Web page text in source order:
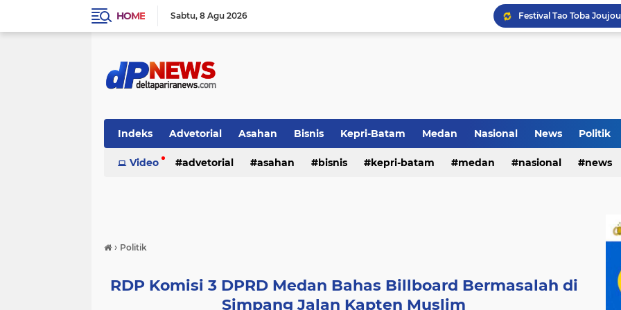
HOME Sabtu 8 Agu 2026
Pemko Medan Raih
Indeks Advetorial Asahan Bisnis Kepri-Batam Medan Nasional News Politik
Video advetorial asahan bisnis kepri-batam medan nasional news
› Politik
RDP Komisi 3 DPRD Medan Bahas Billboard Bermasalah di
Simpang Jalan Kapten Muslim